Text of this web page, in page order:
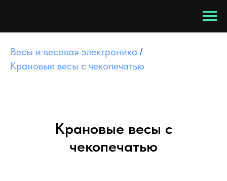
Весы и весовая электроника /
Крановые весы с чекопечатью
Крановые весы с
чекопечатью